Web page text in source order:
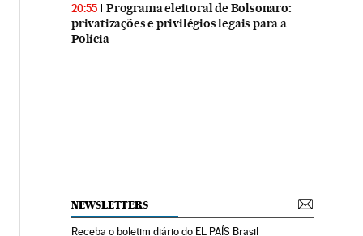
20:55
Programa eleitoral de Bolsonaro:
privatizações e privilégios legais para a
Polícia
NEWSLETTERS
Receba o boletim diário do EL PAÍS Brasil